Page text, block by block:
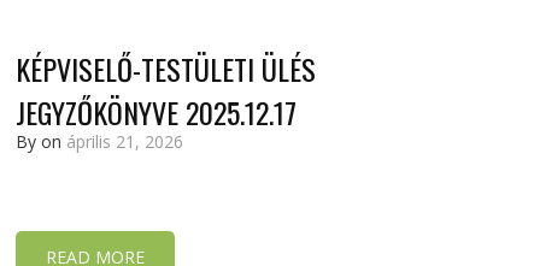
KÉPVISELŐ-TESTÜLETI ÜLÉS
JEGYZŐKÖNYVE 2025.12.17
Byon április 21, 2026
READ MORE